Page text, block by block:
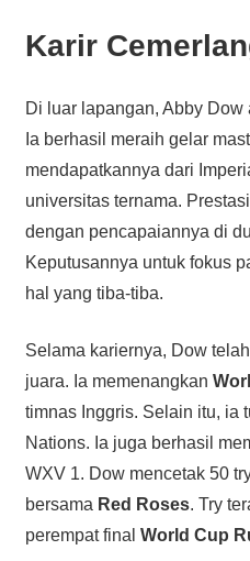
Karir
Di luar lapangan, Abby
Ia berhasil meraih gelar
mendapatkannya dari
universitas ternama.
dengan pencapaiannya di
Keputusannya untuk fokus
hal yang tiba-tiba.
Selama kariernya, Dow
juara. Ia memenangkan
timnas Inggris. Selain itu, ia
Nations. Ia juga berhasil
WXV 1. Dow mencetak 50
bersama Red Roses. Try
perempat final World Cup